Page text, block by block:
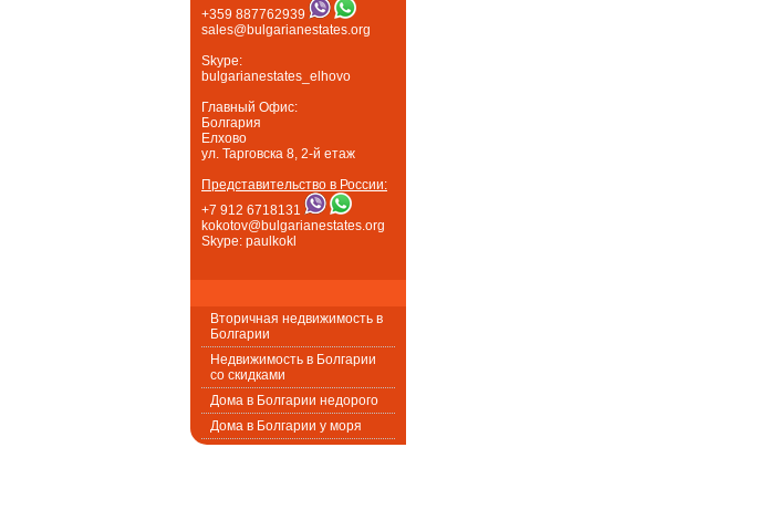
+359 887762939
sales@bulgarianestates.org
Skype:
bulgarianestates_elhovo
Главный Офис:
Болгария
Елхово
ул. Тарговска 8, 2-й етаж
Представительство в России:
+7 912 6718131
kokotov@bulgarianestates.org
Skype: paulkokl
Вторичная недвижимость в
Болгарии
Недвижимость в Болгарии
со скидками
Дома в Болгарии недорого
Дома в Болгарии у моря